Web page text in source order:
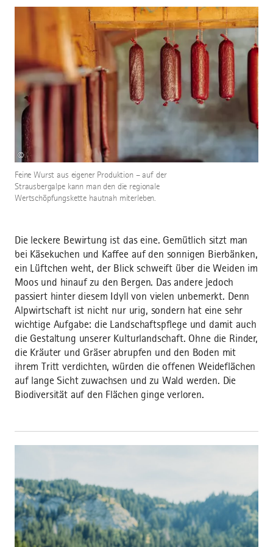
©
Feine Wurst aus eigener Produktion – auf der
Strausbergalpe kann man den die regionale
Wertschöpfungskette hautnah miterleben.
Die leckere Bewirtung ist das eine. Gemütlich sitzt man
bei Käsekuchen und Kaffee auf den sonnigen Bierbänken,
ein Lüftchen weht, der Blick schweift über die Weiden im
Moos und hinauf zu den Bergen. Das andere jedoch
passiert hinter diesem Idyll von vielen unbemerkt. Denn
Alpwirtschaft ist nicht nur urig, sondern hat eine sehr
wichtige Aufgabe: die Landschaftspflege und damit auch
die Gestaltung unserer Kulturlandschaft. Ohne die Rinder,
die Kräuter und Gräser abrupfen und den Boden mit
ihrem Tritt verdichten, würden die offenen Weideflächen
auf lange Sicht zuwachsen und zu Wald werden. Die
Biodiversität auf den Flächen ginge verloren.